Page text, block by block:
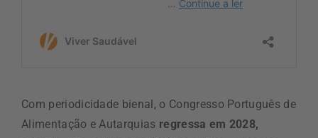
Com periodicidade bienal, o Congresso Português de
Alimentação e Autarquias regressa em 2028,